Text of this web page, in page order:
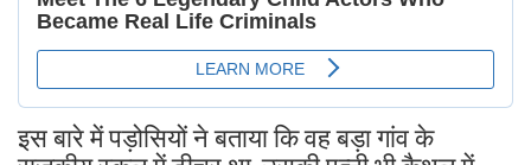
इस बारे में पड़ोसियों ने बताया कि वह बड़ा गांव के